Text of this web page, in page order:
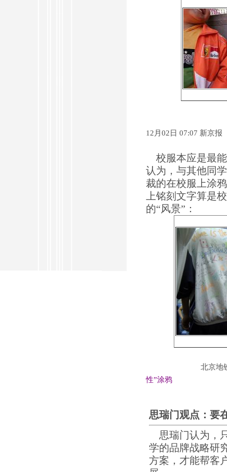
12月02日 07:07 新京报
校服本应是最能
认为，与其他同
裁的在校服上涂
上铭刻文字算是
的“风景”：
北京地铁
性”涂鸦
思瑞门观点：要
思瑞门认为，
学的品牌战略研
方案，才能帮客